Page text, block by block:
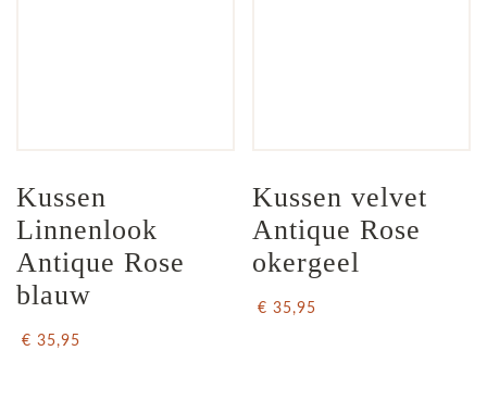
Kussen
Linnenlook
Antique Rose
blauw
€ 35,95
Kussen velvet
Antique Rose
okergeel
€ 35,95